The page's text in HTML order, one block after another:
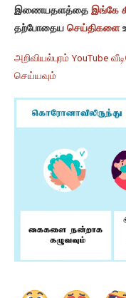
இணையதளத்தை இங்கே
தற்போதைய செய்திகளை
அறிவியல்புரம்
செய்யவும்